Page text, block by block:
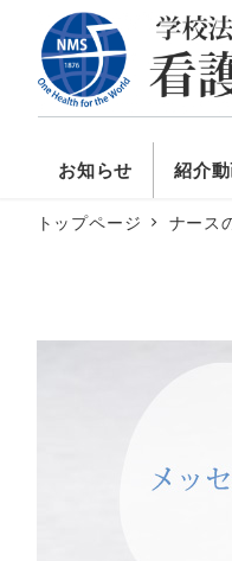
お知らせ 紹介
トップページ ナース